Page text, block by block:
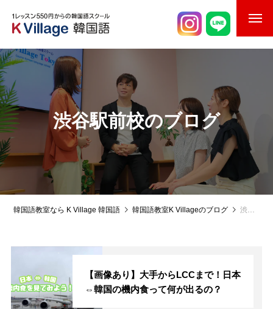
校舎案内
ご入校までの流れ
韓国語講師紹介
スケジュール
K Village韓国留学
渋谷駅前校のブログ
韓国語教室なら K Village 韓国語 韓国語教室K Villageのブログ 渋谷駅前校のブログ
【画像あり】大手からLCCまで！日本
⇔韓国の機内食って何が出るの？